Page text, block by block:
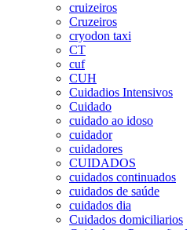
cruizeiros
Cruzeiros
cryodon taxi
CT
cuf
CUH
Cuidadios Intensivos
Cuidado
cuidado ao idoso
cuidador
cuidadores
CUIDADOS
cuidados continuados
cuidados de saúde
cuidados dia
Cuidados domiciliarios